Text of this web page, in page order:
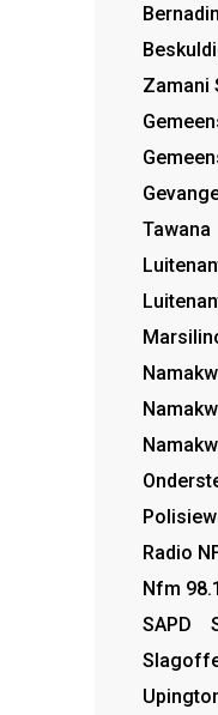
Zamani
Tawana
Radio
Nfm 98.1
SAPD